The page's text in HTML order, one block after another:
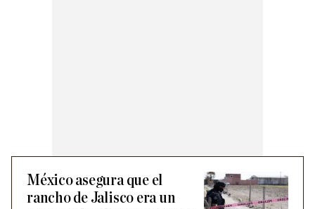
México asegura que el
rancho de Jalisco era un